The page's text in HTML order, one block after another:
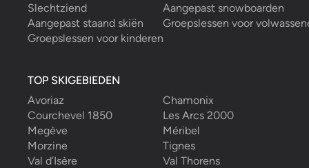
Slechtziend
Aangepast snowboarden
Aangepast staand skiën
Groepslessen voor
Groepslessen voor kinderen
TOP SKIGEBIEDEN
Avoriaz
Chamonix
Courchevel 1850
Les Arcs 2000
Megève
Méribel
Morzine
Tignes
Val d’Isère
Val Thorens